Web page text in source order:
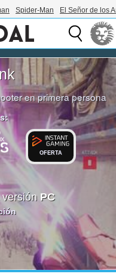
Spider-Man El Señor de los
en primera persona
OFERTA
PC